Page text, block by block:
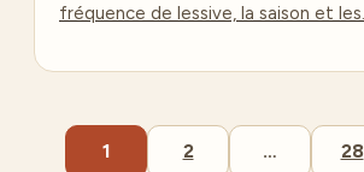
fréquence de lessive, la saison et les…
1 2 … 28